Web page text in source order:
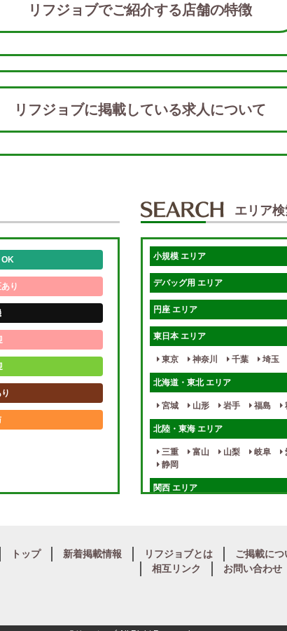
リフジョブでご紹介する店舗の特徴
フジョブに掲載している求人につい
OK
り
エリア
小規模 エリア
デバッグ用 エリア
円座 エリア
東日本 エリア
東京 神奈川 千葉 埼玉
北海道・東北 エリア
宮城 山形 岩手 福島
北陸・東海 エリア
三重 富山 山梨 岐阜
静岡
関西 エリア
大分 福岡 佐賀 長崎
トップ 新着掲載情報 リフジョブとは
ご掲載につ
相互リンク
お問い合わせ